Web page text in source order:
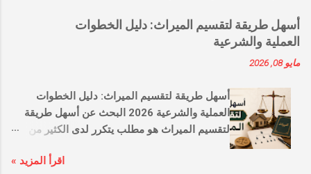
أسهل طريقة لتقسيم الميراث: دليل الخطوات
العملية والشرعية
مايو 08, 2026
أسهل طريقة لتقسيم الميراث: دليل الخطوات
العملية والشرعية 2026 البحث عن أسهل طريقة
لتقسيم الميراث هو مطلب يتكرر لدى الكثير من
عز وجل وبدون الدخول في نزاعات قضائية طويلة.
اقرأ المزيد »